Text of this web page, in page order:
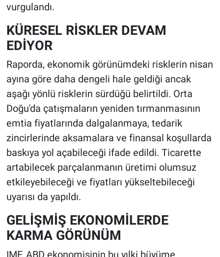
vurgulandı.
KÜRESEL RİSKLER DEVAM
EDİYOR
Raporda, ekonomik görünümdeki risklerin nisan
ayına göre daha dengeli hale geldiği ancak
aşağı yönlü risklerin sürdüğü belirtildi. Orta
Doğu'da çatışmaların yeniden tırmanmasının
emtia fiyatlarında dalgalanmaya, tedarik
zincirlerinde aksamalara ve finansal koşullarda
baskıya yol açabileceği ifade edildi. Ticarette
artabilecek parçalanmanın üretimi olumsuz
etkileyebileceği ve fiyatları yükseltebileceği
uyarısı da yapıldı.
GELİŞMİŞ EKONOMİLERDE
KARMA GÖRÜNÜM
IMF, ABD ekonomisinin bu yılki büyüme